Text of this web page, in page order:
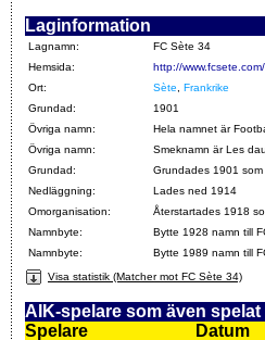
Laginformation
Lagnamn:
FC Sète 34
Hemsida:
http://www.fcsete.com/
Ort:
Sète
Frankrike
Grundad:
1901
Övriga namn:
Hela namnet är
Övriga namn:
Smeknamn är Les
Grundad:
Grundades 1901
Nedläggning:
Lades ned 1914
Omorganisation:
Återstartades 1918
Namnbyte:
Bytte 1928 namn till
Namnbyte:
Bytte 1989 namn till
Visa statistik (Matcher mot FC Sète 34)
AIK-spelare som även spelat
Spelare
Datum